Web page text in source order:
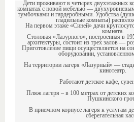
Дети проживают в четырех двухэтажных
комнатах с новой мебелью —
тумбочками и гардеробными. Удобства
гладильные комнаты)
На первом этаже «Синей» дачи
комната.
Столовая «Лазурного», построенная в
архитектуры, состоит из трех залов —
Приготовление пищи осуществляется на
оборудовании,
На территории лагеря «Лазурный» —
кинотеатр.
Работают детское кафе,
Пляж лагеря – в 100 метрах от детских
Пушкинского
В приемном корпусе лагеря к услугам
сберегательная